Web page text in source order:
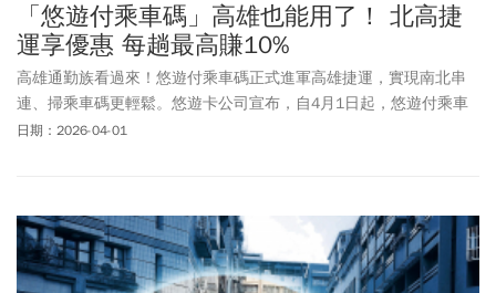
「悠遊付乘車碼」高雄也能用了！ 北高捷
運享優惠 每趟最高賺10%
高雄通勤族看過來！悠遊付乘車碼正式進軍高雄捷運，實現南北串
連、掃乘車碼更輕鬆。悠遊卡公司宣布，自4月1日起，悠遊付乘車
碼於高雄捷運正式上線，民眾只需開啟手機悠遊付Easy Wallet APP
運、雙北捷運或公車，筆筆最高可享10%回饋金，常搭乘高捷的民
眾，千萬別錯過！
日期：2026-04-01